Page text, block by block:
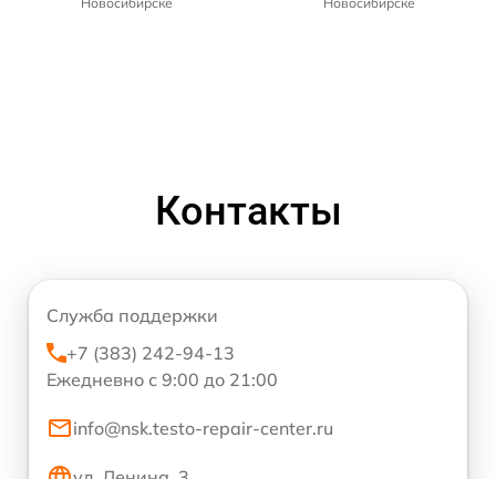
Контакты
Служба поддержки
+7 (383) 242-94-13
Ежедневно с 9:00 до 21:00
info@nsk.testo-repair-center.ru